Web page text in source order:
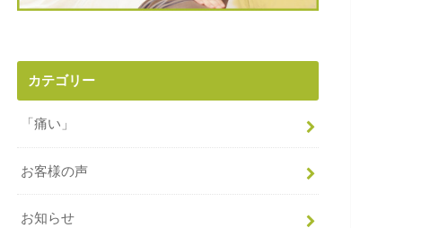
カテゴリー
「痛い」
お客様の声
お知らせ